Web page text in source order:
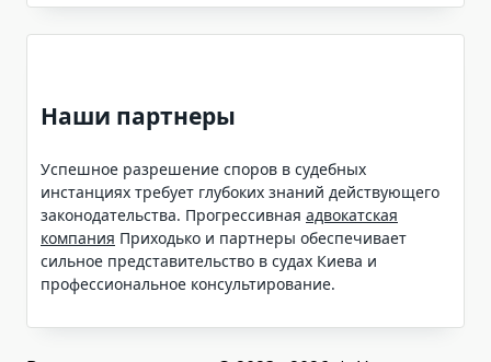
Наши партнеры
Успешное разрешение споров в судебных
инстанциях требует глубоких знаний действующего
законодательства. Прогрессивная адвокатская
компания Приходько и партнеры обеспечивает
сильное представительство в судах Киева и
профессиональное консультирование.